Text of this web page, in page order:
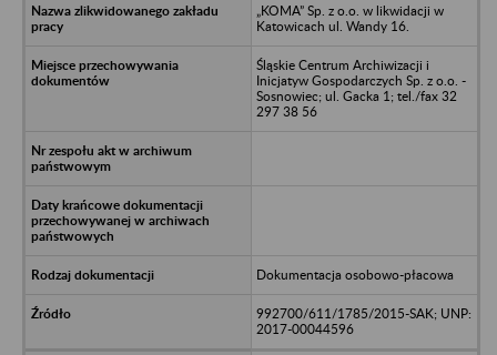
„KOMA” Sp. z o.o. w likwidacji w
Katowicach ul. Wandy 16.
Śląskie Centrum Archiwizacji i
Inicjatyw Gospodarczych Sp. z o.o. -
Sosnowiec; ul. Gacka 1; tel./fax 32
297 38 56
Dokumentacja osobowo-płacowa
992700/611/1785/2015-SAK; UNP:
2017-00044596